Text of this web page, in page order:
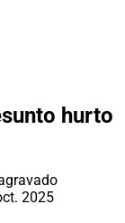
hurto
2025